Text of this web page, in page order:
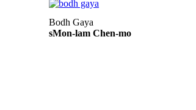
Bodh Gaya
sMon-lam Chen-mo